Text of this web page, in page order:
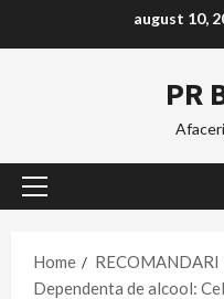
august 10,
PR
Primary
Home
RECOMANDARI
Dependenta de alcool: